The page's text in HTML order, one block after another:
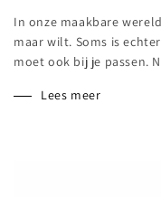
In onze maakbare
maar wilt. Soms is
moet ook bij je passen.
Lees meer